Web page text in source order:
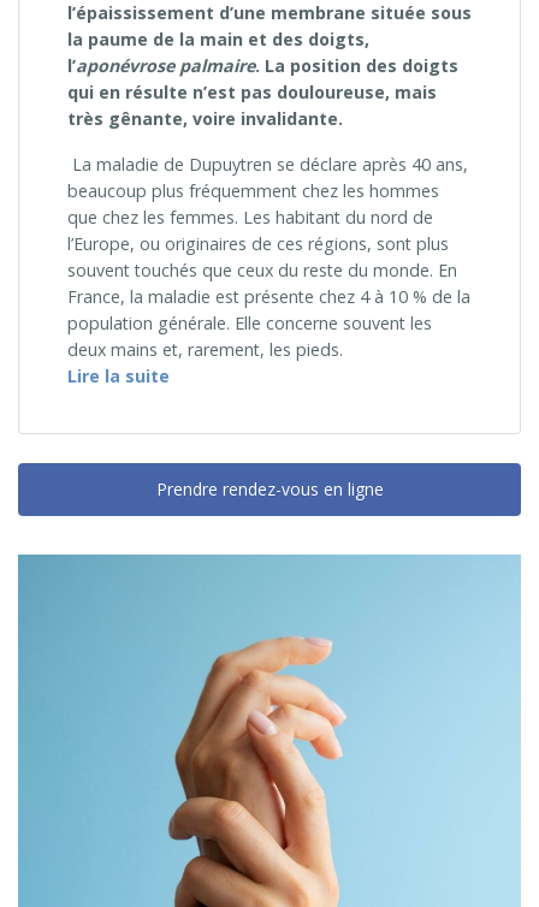
l’épaississement d’une membrane située sous
la paume de la main et des doigts,
l’aponévrose palmaire. La position des doigts
qui en résulte n’est pas douloureuse, mais
très gênante, voire invalidante.
La maladie de Dupuytren se déclare après 40 ans,
beaucoup plus fréquemment chez les hommes
que chez les femmes. Les habitant du nord de
l’Europe, ou originaires de ces régions, sont plus
souvent touchés que ceux du reste du monde. En
France, la maladie est présente chez 4 à 10 % de la
population générale. Elle concerne souvent les
deux mains et, rarement, les pieds.
Lire la suite
Prendre rendez-vous en ligne